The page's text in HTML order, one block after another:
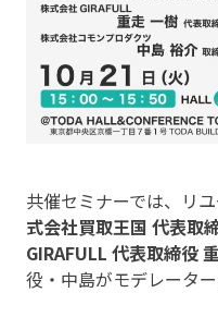
共催セミナーでは、リ
式会社買取王国 代表取
GIRAFULL 代表取締役
役・中島がモデレーター